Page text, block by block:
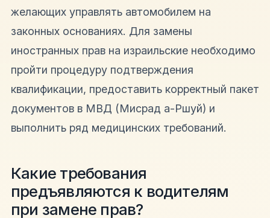
желающих управлять автомобилем на
законных основаниях. Для замены
иностранных прав на израильские необходимо
пройти процедуру подтверждения
квалификации, предоставить корректный пакет
документов в МВД (Мисрад а-Ршуй) и
выполнить ряд медицинских требований.
Какие требования
предъявляются к водителям
при замене прав?